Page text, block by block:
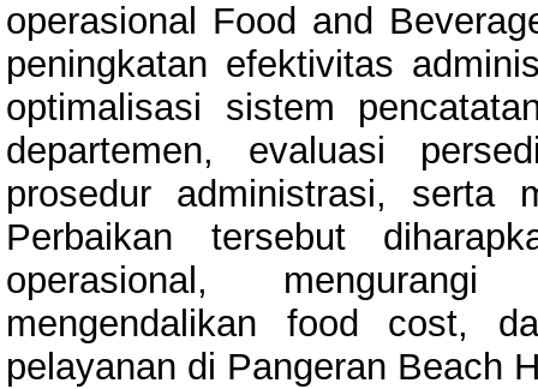
operasional Food and
peningkatan efektivitas
optimalisasi sistem
departemen, evaluasi
prosedur administrasi, serta
Perbaikan tersebut
operasional,
mengendalikan food cost,
pelayanan di Pangeran Beach